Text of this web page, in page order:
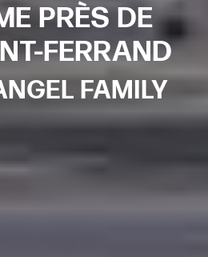
PRÈS DE
FERRAND
FAMILY